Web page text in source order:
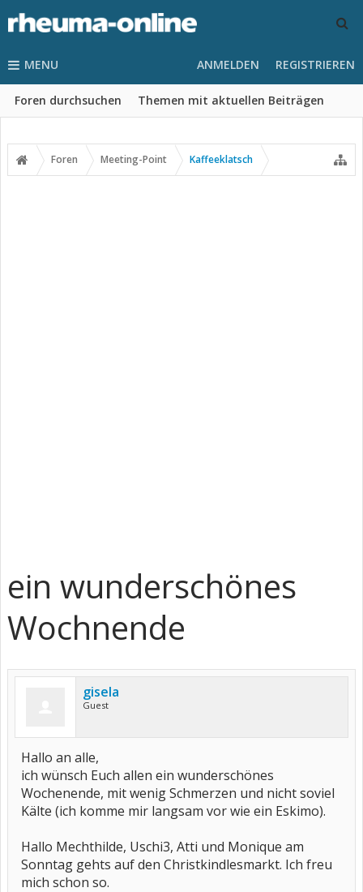
MENU
Foren durchsuchen Themen mit aktuellen Beiträgen
ANMELDEN REGISTRIEREN
Foren Meeting-Point Kaffeeklatsch
ein wunderschönes
Wochnende
gisela
Guest
Hallo an alle,
ich wünsch Euch allen ein wunderschönes
Wochenende, mit wenig Schmerzen und nicht soviel
Kälte (ich komme mir langsam vor wie ein Eskimo).
Hallo Mechthilde, Uschi3, Atti und Monique am
Sonntag gehts auf den Christkindlesmarkt. Ich freu
mich schon so.